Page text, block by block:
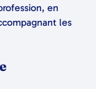
en
les